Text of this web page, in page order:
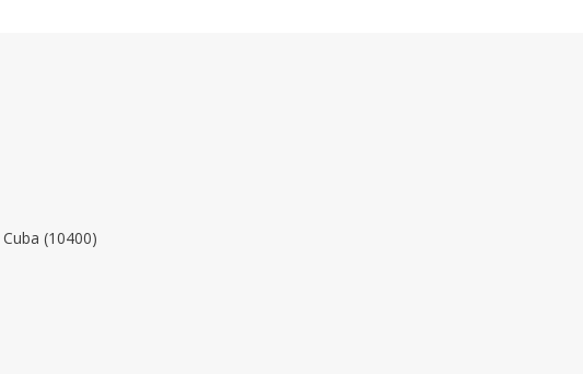
(10400)